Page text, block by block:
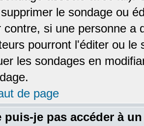
le sondage ou
contre, si une personne a
pourront l'éditer ou le
les sondages en
de page
puis-je pas accéder à